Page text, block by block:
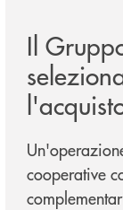
Il
cooperative